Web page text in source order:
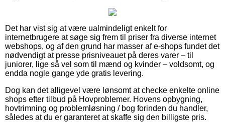
Det har vist sig at være ualmindeligt enkelt for
internetbrugere at søge sig frem til priser fra diverse internet
webshops, og af den grund har masser af e-shops fundet det
nødvendigt at presse prisniveauet på deres varer – til
juniorer, lige så vel som til mænd og kvinder – voldsomt, og
endda nogle gange yde gratis levering.
Dog kan det alligevel være lønsomt at checke enkelte online
shops efter tilbud på Hovproblemer. Hovens opbygning,
hovtrimning og problemløsning / bog forinden du handler,
således at du er garanteret at skaffe sig den billigste pris.